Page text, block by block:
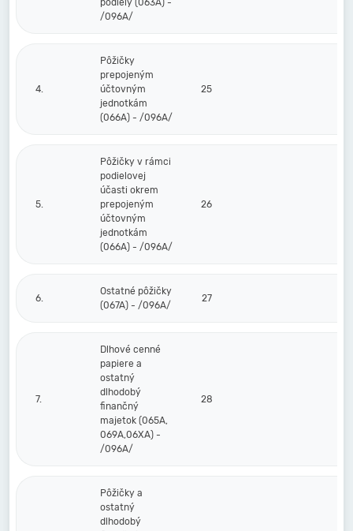
podiely (063A) -
/096A/
4.
Pôžičky
prepojeným
účtovným
jednotkám
(066A) - /096A/
25
5.
Pôžičky v rámci
podielovej
účasti okrem
prepojeným
účtovným
jednotkám
(066A) - /096A/
26
6.
Ostatné pôžičky
(067A) - /096A/
27
7.
Dlhové cenné
papiere a
ostatný
dlhodobý
finančný
majetok (065A,
069A,06XA) -
/096A/
28
Pôžičky a
ostatný
dlhodobý